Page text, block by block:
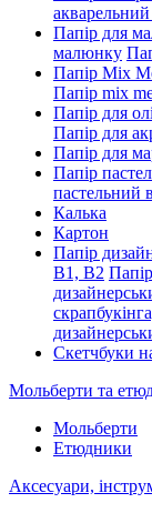
Папір для
малюнку
Папір Mix
Папір mix
Папір для
Папір для
Папір для
Папір
пастельний
Калька
Картон
Папір
В1, В2
Скетчбуки
Мольберти та
Мольберти
Етюдники
Аксесуари,